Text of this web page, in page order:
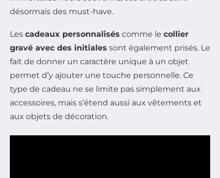
désormais des must-have.
Les cadeaux personnalisés comme le collier
gravé avec des initiales sont également prisés. Le
fait de donner un caractère unique à un objet
permet d’y ajouter une touche personnelle. Ce
type de cadeau ne se limite pas simplement aux
accessoires, mais s’étend aussi aux vêtements et
aux objets de décoration.